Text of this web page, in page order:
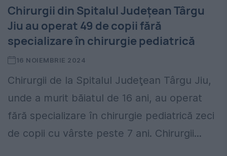
Chirurgii din Spitalul Judeţean Târgu
Jiu au operat 49 de copii fără
specializare în chirurgie pediatrică
16 NOIEMBRIE 2024
Chirurgii de la Spitalul Judeţean Târgu Jiu,
unde a murit băiatul de 16 ani, au operat
fără specializare în chirurgie pediatrică zeci
de copii cu vârste peste 7 ani. Chirurgii...